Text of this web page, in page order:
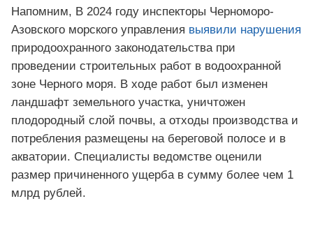
Напомним, В 2024 году инспекторы Черноморо-
Азовского морского управления выявили нарушения
природоохранного законодательства при
проведении строительных работ в водоохранной
зоне Черного моря. В ходе работ был изменен
ландшафт земельного участка, уничтожен
плодородный слой почвы, а отходы производства и
потребления размещены на береговой полосе и в
акватории. Специалисты ведомстве оценили
размер причиненного ущерба в сумму более чем 1
млрд рублей.